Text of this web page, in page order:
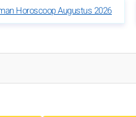
Horoscoop Augustus 2026